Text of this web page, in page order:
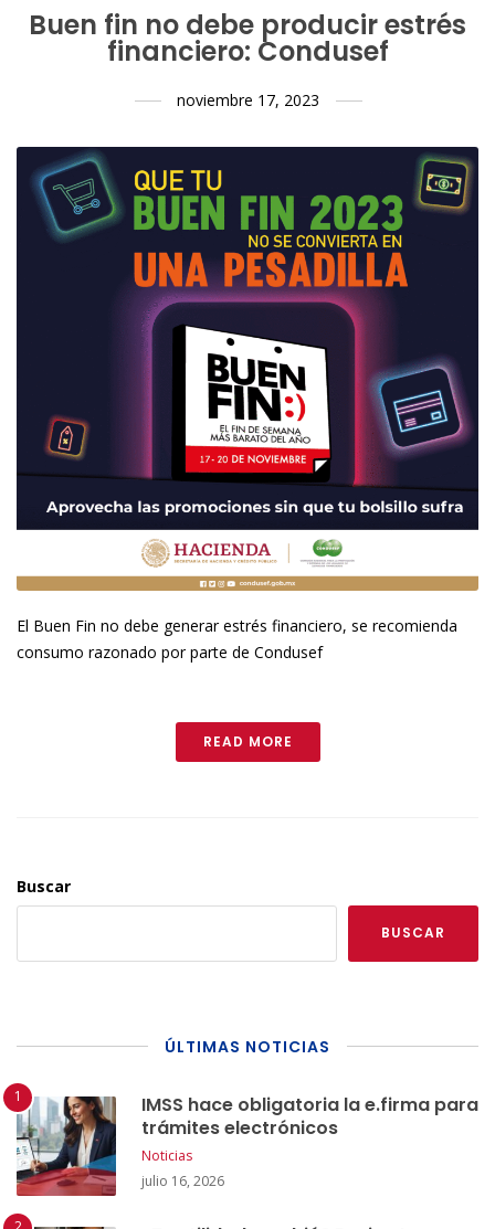
Buen fin no debe producir estrés
financiero: Condusef
noviembre 17, 2023
El Buen Fin no debe generar estrés financiero, se recomienda
consumo razonado por parte de Condusef
READ MORE
Buscar
BUSCAR
ÚLTIMAS NOTICIAS
IMSS hace obligatoria la e.firma para
trámites electrónicos
Noticias
julio 16, 2026